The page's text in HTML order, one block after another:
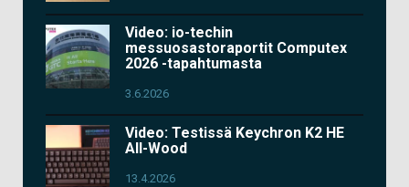
Video: io-techin
messuosastoraportit Computex
2026 -tapahtumasta
3.6.2026
Video: Testissä Keychron K2 HE
All-Wood
13.4.2026